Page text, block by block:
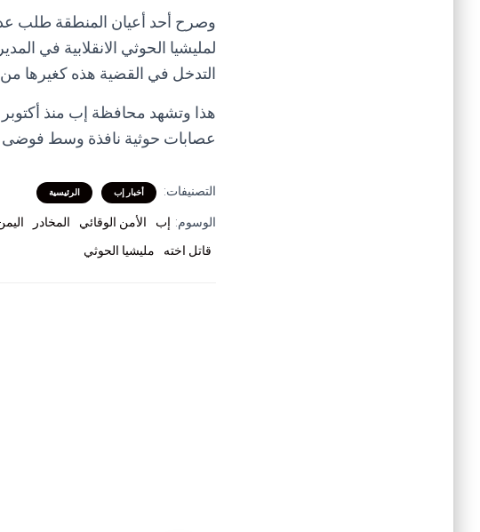
وصرح أحد أعيان المنطقة طلب عدم
لمليشيا الحوثي الانقلابية في
التدخل في القضية هذه كغيرها من
عصابات حوثية نافذة وسط فوضى
التصنيفات: أخبار إب الرئيسية
الوسوم: إب الأمن الوقائي المخادر
قاتل اخته
مليشيا الحوثي